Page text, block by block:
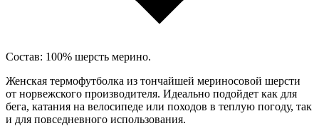
Состав: 100% шерсть мерино.
Женская термофутболка из тончайшей мериносовой шерсти
от норвежского производителя. Идеально подойдет как для
бега, катания на велосипеде или походов в теплую погоду, так
и для повседневного использования.